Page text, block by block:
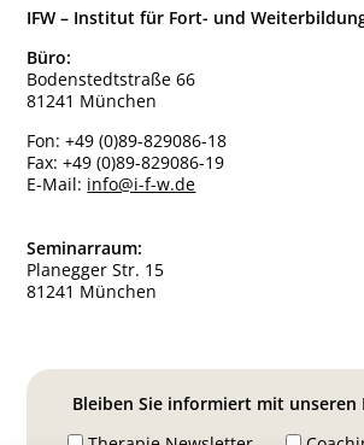
IFW – Institut für Fort- und
Büro:
Bodenstedtstraße 66
81241 München
Fon:+49 (0)89-829086-18
Fax:+49 (0)89-829086-19
E-Mail: info@i-f-w.de
Seminarraum:
Planegger Str. 15
81241 München
Bleiben Sie informiert mit unseren